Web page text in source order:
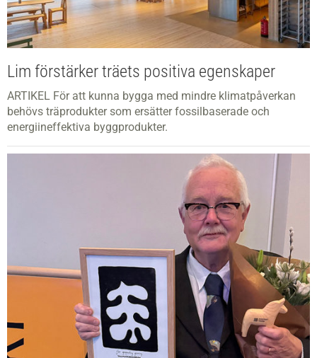
Lim förstärker träets positiva egenskaper
ARTIKEL För att kunna bygga med mindre klimatpåverkan
behövs träprodukter som ersätter fossilbaserade och
energiineffektiva byggprodukter.